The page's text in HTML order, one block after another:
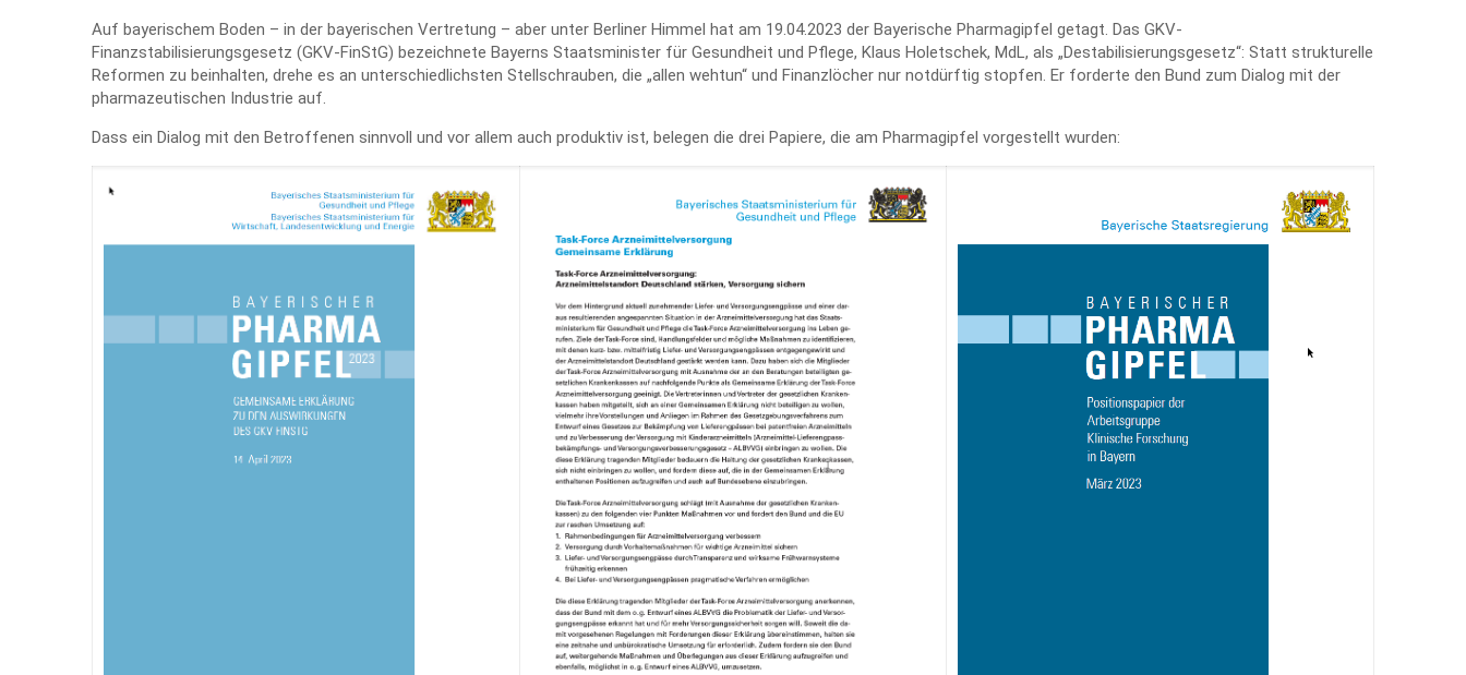
Auf bayerischem Boden – in der bayerischen Vertretung – aber unter Berliner Himmel hat am 19.04.2023 der Bayerische Pharmagipfel getagt. Das GKV-
Finanzstabilisierungsgesetz (GKV-FinStG) bezeichnete Bayerns Staatsminister für Gesundheit und Pflege, Klaus Holetschek, MdL, als „Destabilisierungsgesetz“: Statt strukturelle
Reformen zu beinhalten, drehe es an unterschiedlichsten Stellschrauben, die „allen wehtun“ und Finanzlöcher nur notdürftig stopfen. Er forderte den Bund zum Dialog mit der
pharmazeutischen Industrie auf.
Dass ein Dialog mit den Betroffenen sinnvoll und vor allem auch produktiv ist, belegen die drei Papiere, die am Pharmagipfel vorgestellt wurden: